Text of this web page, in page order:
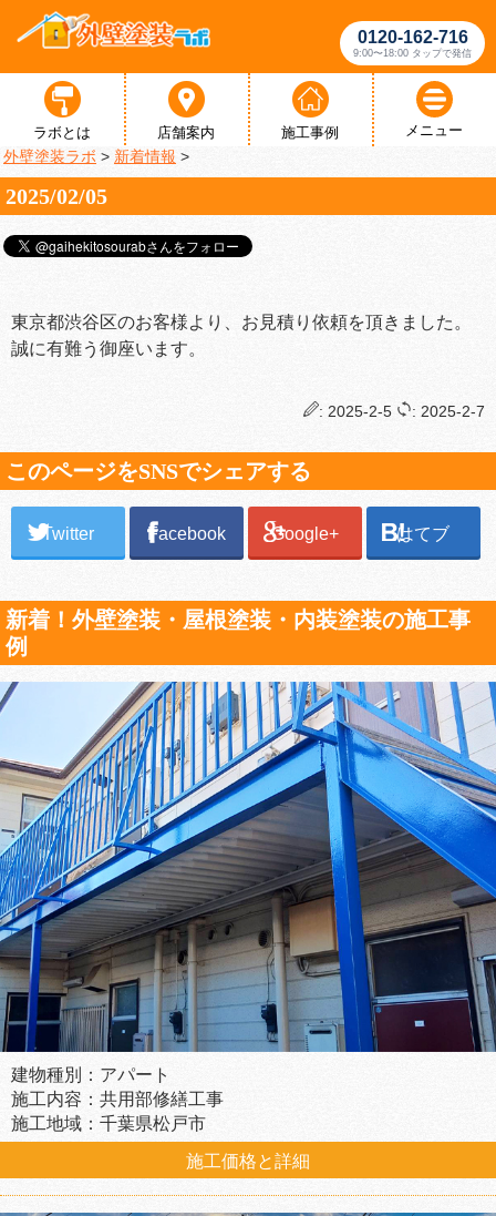
0120-162-716
9:00〜18:00 タップで発信
ラボとは 店舗案内 施工事例 メニュー
外壁塗装ラボ > 新着情報 >
2025/02/05
東京都渋谷区のお客様より、お見積り依頼を頂きました。
誠に有難う御座います。
: 2025-2-5 : 2025-2-7
このページをSNSでシェアする
Twitter Facebook Google+ はてブ
新着！外壁塗装・屋根塗装・内装塗装の施工事
例
建物種別：アパート
施工内容：共用部修繕工事
施工地域：千葉県松戸市
施工価格と詳細